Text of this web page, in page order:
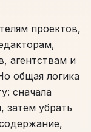
проектов,
агентствам и
общая логика
сначала
затем убрать